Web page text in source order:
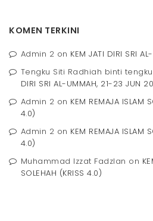
KOMEN TERKINI
Admin 2 on KEM JATI DIRI SRI
Tengku Siti Radhiah binti
DIRI SRI AL-UMMAH, 21-23 JUN
Admin 2 on KEM REMAJA ISLAM
4.0)
Admin 2 on KEM REMAJA ISLAM
4.0)
Muhammad Izzat Fadzlan on
SOLEHAH (KRISS 4.0)